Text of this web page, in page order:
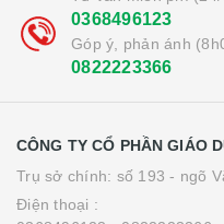
0368496123
Góp ý, phản ánh
0822223366
CÔNG TY CỔ PHẦN GIÁO
Trụ sở chính: số 193 - ngõ
Điện thoại :